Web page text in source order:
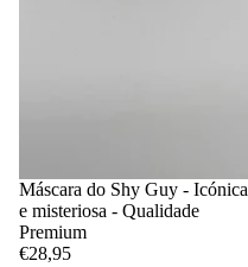
Máscara do Shy Guy - Icónica
e misteriosa - Qualidade
Premium
€28,95